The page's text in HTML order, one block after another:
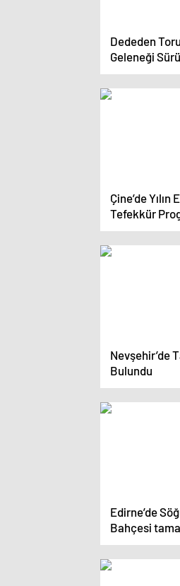
Dededen
Geleneği
Çine’de Yılın
Tefekkür
Nevşehir’de
Bulundu
Edirne’de
Bahçesi
aşamasına